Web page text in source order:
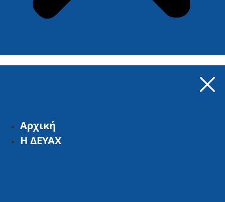
Αρχική
Η ΔΕΥΑΧ